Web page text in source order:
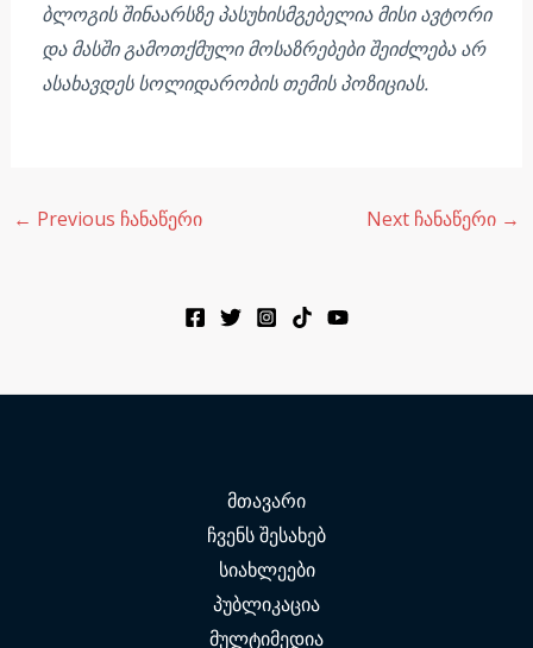
ბლოგის შინაარსზე პასუხისმგებელია მისი ავტორი
და მასში გამოთქმული მოსაზრებები შეიძლება არ
ასახავდეს სოლიდარობის თემის პოზიციას.
← Previous ჩანაწერი Next ჩანაწერი →
მთავარი
ჩვენს შესახებ
სიახლეები
პუბლიკაცია
მულტიმედია